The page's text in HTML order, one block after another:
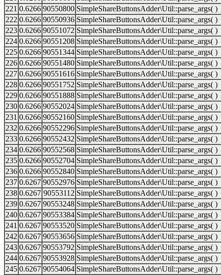
221 0.6266 90550800 SimpleShareButtonsAdder\Util::parse_args( )
222 0.6266 90550936 SimpleShareButtonsAdder\Util::parse_args( )
223 0.6266 90551072 SimpleShareButtonsAdder\Util::parse_args( )
224 0.6266 90551208 SimpleShareButtonsAdder\Util::parse_args( )
225 0.6266 90551344 SimpleShareButtonsAdder\Util::parse_args( )
226 0.6266 90551480 SimpleShareButtonsAdder\Util::parse_args( )
227 0.6266 90551616 SimpleShareButtonsAdder\Util::parse_args( )
228 0.6266 90551752 SimpleShareButtonsAdder\Util::parse_args( )
229 0.6266 90551888 SimpleShareButtonsAdder\Util::parse_args( )
230 0.6266 90552024 SimpleShareButtonsAdder\Util::parse_args( )
231 0.6266 90552160 SimpleShareButtonsAdder\Util::parse_args( )
232 0.6266 90552296 SimpleShareButtonsAdder\Util::parse_args( )
233 0.6266 90552432 SimpleShareButtonsAdder\Util::parse_args( )
234 0.6266 90552568 SimpleShareButtonsAdder\Util::parse_args( )
235 0.6266 90552704 SimpleShareButtonsAdder\Util::parse_args( )
236 0.6266 90552840 SimpleShareButtonsAdder\Util::parse_args( )
237 0.6267 90552976 SimpleShareButtonsAdder\Util::parse_args( )
238 0.6267 90553112 SimpleShareButtonsAdder\Util::parse_args( )
239 0.6267 90553248 SimpleShareButtonsAdder\Util::parse_args( )
240 0.6267 90553384 SimpleShareButtonsAdder\Util::parse_args( )
241 0.6267 90553520 SimpleShareButtonsAdder\Util::parse_args( )
242 0.6267 90553656 SimpleShareButtonsAdder\Util::parse_args( )
243 0.6267 90553792 SimpleShareButtonsAdder\Util::parse_args( )
244 0.6267 90553928 SimpleShareButtonsAdder\Util::parse_args( )
245 0.6267 90554064 SimpleShareButtonsAdder\Util::parse_args( )